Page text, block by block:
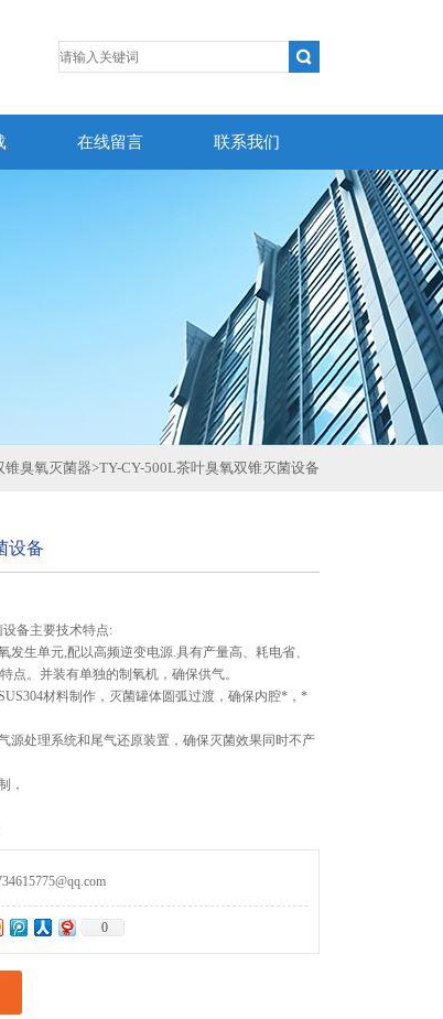
在线留言 联系我们
锥臭氧灭菌器>TY-CY-500L茶叶臭氧双锥灭菌设备
设备
备主要技术特点:
发生单元,配以高频逆变电源.具有产量高、耗电省、
点。并装有单独的制氧机，确保供气。
材料制作，灭菌罐体圆弧过渡，确保内腔*，*
源处理系统和尾气还原装置，确保灭菌效果同时不产
，
0